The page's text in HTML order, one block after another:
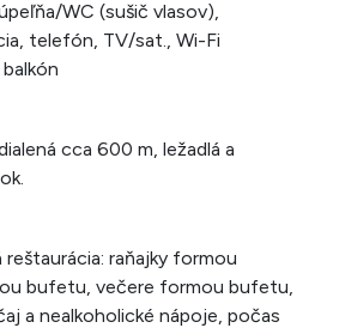
WC (sušič vlasov),
telefón, TV/sat., Wi-Fi
cca 600 m, ležadlá a
raňajky formou
bufetu, večere formou bufetu,
a nealkoholické nápoje, počas